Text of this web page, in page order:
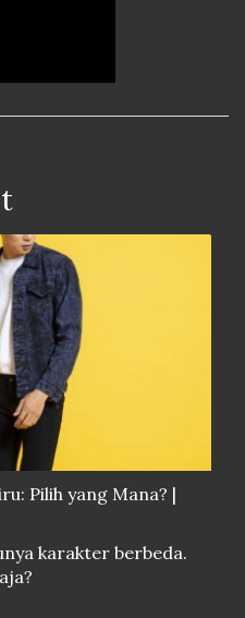
Pilih yang Mana? |
karakter berbeda.